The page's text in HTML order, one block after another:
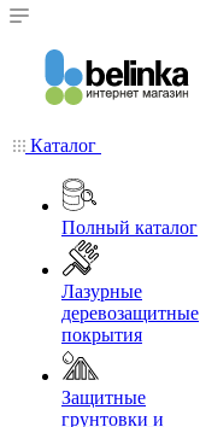
Каталог
Полный каталог
Лазурные
деревозащитные
покрытия
Защитные
грунтовки и